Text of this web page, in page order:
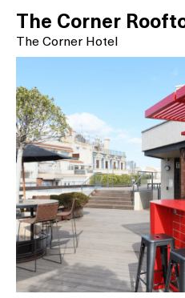
The Corner
The Corner Hotel